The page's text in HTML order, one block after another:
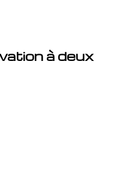
à deux